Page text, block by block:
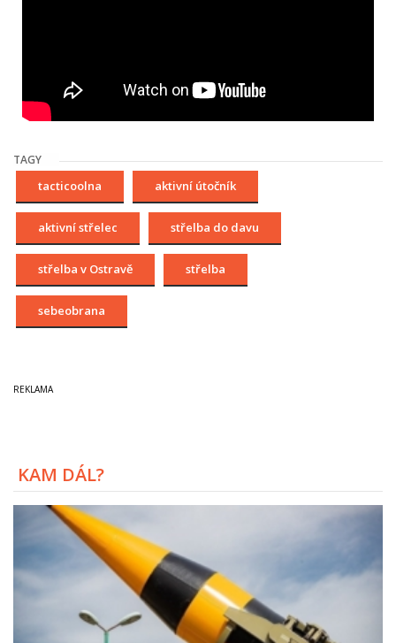
TAGY
tacticoolna aktivní útočník
aktivní střelec střelba do davu
střelba v Ostravě střelba
sebeobrana
KAM DÁL?